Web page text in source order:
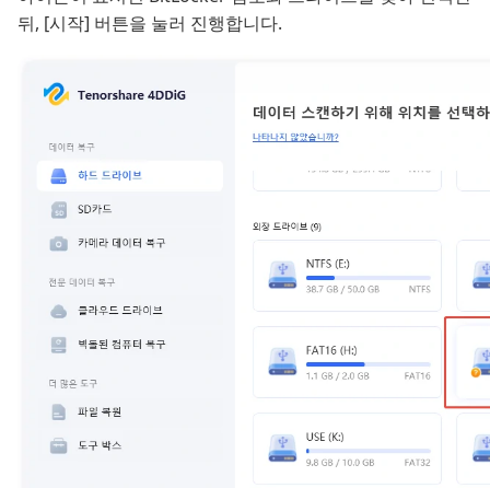
뒤, [시작] 버튼을 눌러 진행합니다.